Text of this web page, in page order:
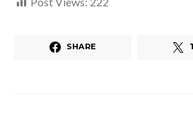
SHARE